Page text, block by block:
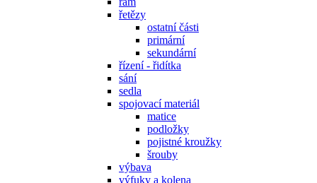
řetězy
ostatní části
primární
sekundární
řízení - řidítka
sání
sedla
spojovací materiál
matice
podložky
pojistné kroužky
šrouby
výbava
výfuky a kolena